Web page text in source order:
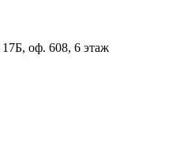
оф. 608, 6 этаж